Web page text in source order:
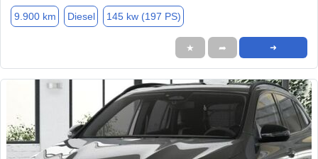
9.900 km Diesel 145 kw (197 PS)
★ ➦ ➜